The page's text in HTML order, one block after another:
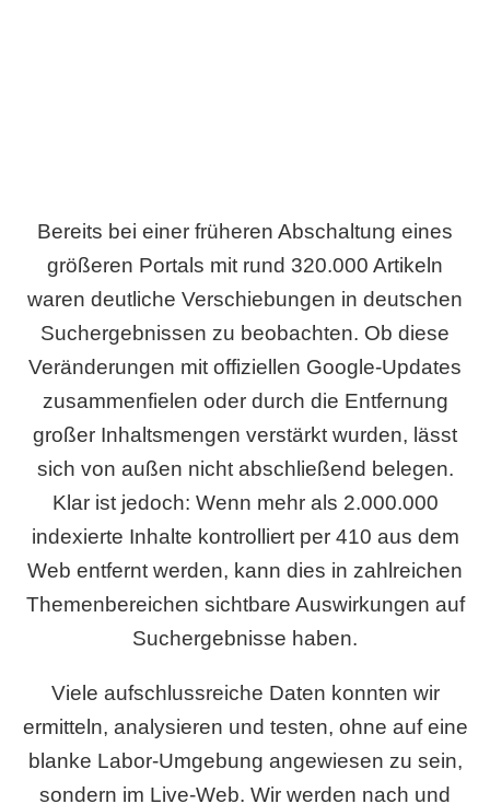
Bereits bei einer früheren Abschaltung eines
größeren Portals mit rund 320.000 Artikeln
waren deutliche Verschiebungen in deutschen
Suchergebnissen zu beobachten. Ob diese
Veränderungen mit offiziellen Google-Updates
zusammenfielen oder durch die Entfernung
großer Inhaltsmengen verstärkt wurden, lässt
sich von außen nicht abschließend belegen.
Klar ist jedoch: Wenn mehr als 2.000.000
indexierte Inhalte kontrolliert per 410 aus dem
Web entfernt werden, kann dies in zahlreichen
Themenbereichen sichtbare Auswirkungen auf
Suchergebnisse haben.
Viele aufschlussreiche Daten konnten wir
ermitteln, analysieren und testen, ohne auf eine
blanke Labor-Umgebung angewiesen zu sein,
sondern im Live-Web. Wir werden nach und